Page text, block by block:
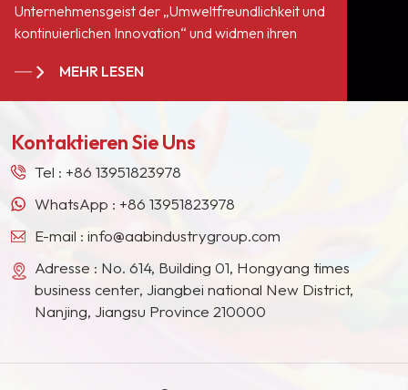
Unternehmensgeist der „Umweltfreundlichkeit und
kontinuierlichen Innovation“ und widmen ihren
ganzen Welt. Wir sind zu einem langjährigen,
stabilen Lieferanten für viele Farbengiganten in
Südostasien, Japan, Südkorea und anderen
Ländern und Regionen geworden.
MEHR LESEN
Kontaktieren Sie Uns
Tel : +86 13951823978
WhatsApp : +86 13951823978
E-mail : info@aabindustrygroup.com
Adresse : No. 614, Building 01, Hongyang times
business center, Jiangbei national New District,
Nanjing, Jiangsu Province 210000